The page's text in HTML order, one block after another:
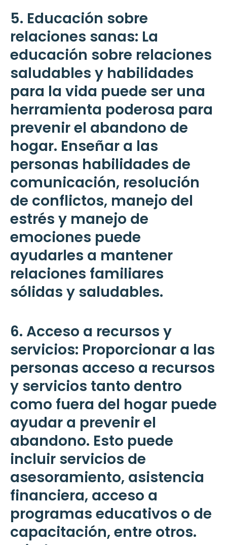
5. Educación sobre
relaciones sanas: La
educación sobre relaciones
saludables y habilidades
para la vida puede ser una
herramienta poderosa para
prevenir el abandono de
hogar. Enseñar a las
personas habilidades de
comunicación, resolución
de conflictos, manejo del
estrés y manejo de
emociones puede
ayudarles a mantener
relaciones familiares
sólidas y saludables.
6. Acceso a recursos y
servicios: Proporcionar a las
personas acceso a recursos
y servicios tanto dentro
como fuera del hogar puede
ayudar a prevenir el
abandono. Esto puede
incluir servicios de
asesoramiento, asistencia
financiera, acceso a
programas educativos o de
capacitación, entre otros.